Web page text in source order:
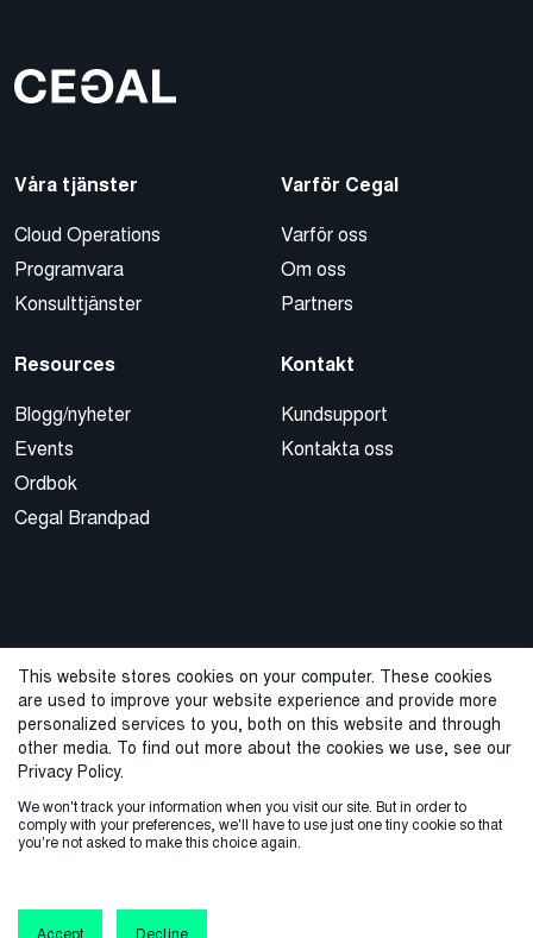
This website stores cookies on your computer. These cookies
are used to improve your website experience and provide more
personalized services to you, both on this website and through
other media. To find out more about the cookies we use, see our
Privacy Policy.
We won't track your information when you visit our site. But in order to
comply with your preferences, we'll have to use just one tiny cookie so that
you're not asked to make this choice again.
Våra tjänster
Cloud Operations
Programvara
Konsulttjänster
Varför Cegal
Varför oss
Om oss
Partners
Resources
Blogg/nyheter
Events
Ordbok
Cegal Brandpad
Kontakt
Kundsupport
Kontakta oss
© 2026 Cegal
Integritetspolicy
Anmäl visselblåsning